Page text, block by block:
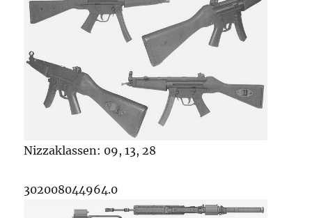
Nizzaklassen: 09, 13, 28
302008044964.0